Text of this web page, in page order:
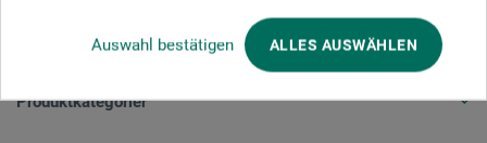
Auswahl bestätigen ALLES AUSWÄHLEN
Produktkategorier